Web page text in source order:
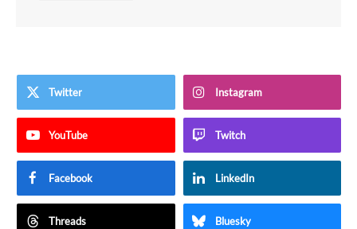
Twitter Instagram
YouTube Twitch
Facebook LinkedIn
Threads Bluesky